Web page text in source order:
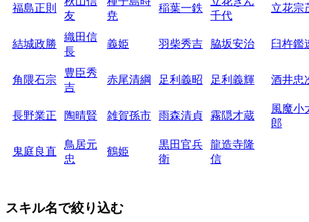
福島正則
友
尭
稲葉一鉄
千代
立花宗
結城政勝
織田信
長
義姫 羽柴秀吉 脇坂安治 臼杵鑑
角隈石宗
豊臣秀
吉
赤尾清綱 足利義昭 足利義輝 酒井忠
長野業正 陶晴賢 雑賀孫市 雨森清貞 霧隠才蔵
風魔小
郎
鬼庭良直
鳥居元
忠
鶴姫
黒田官兵
衛
龍造寺隆
信
スキル名で絞り込む